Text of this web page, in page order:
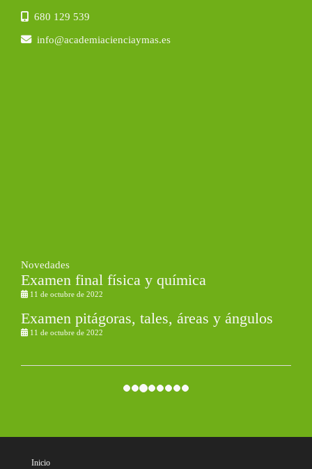
680 129 539
info
academiacienciaymas.es
Novedades
Examen final física y química
11 de octubre de 2022
Examen pitágoras, tales, áreas y ángulos
11 de octubre de 2022
Inicio